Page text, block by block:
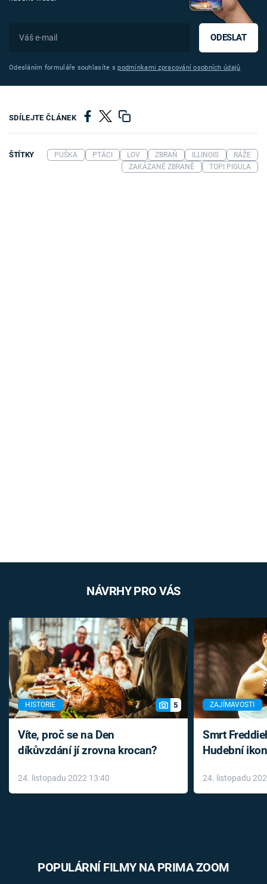
ODESLAT
Odesláním formuláře souhlasíte spodmínkami zpracování osobních údajů
SDÍLEJTE ČLÁNEK
ŠTÍTKY PUŠKA PTÁCI LOV ZBRAŇ ILLINOIS
RÁŽE
ZAKÁZANÉ ZBRANĚ
TOPI PIGULA
NÁVRHY PRO VÁS
HISTORIE 5
Víte, proč se na Den
díkůvzdání jí zrovna krocan?
24. listopadu 2022 13:40
ZAJÍMAVOSTI
Smrt
Hudební
léky
24. listopadu
POPULÁRNÍ FILMY NA PRIMA ZOOM